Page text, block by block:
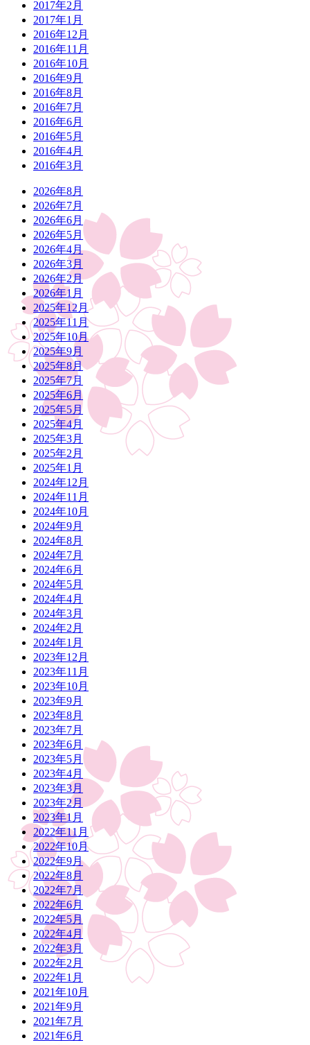
2017年2月
2017年1月
2016年12月
2016年11月
2016年10月
2016年9月
2016年8月
2016年7月
2016年6月
2016年5月
2016年4月
2016年3月
2026年8月
2026年7月
2026年6月
2026年5月
2026年4月
2026年3月
2026年2月
2026年1月
2025年12月
2025年11月
2025年10月
2025年9月
2025年8月
2025年7月
2025年6月
2025年5月
2025年4月
2025年3月
2025年2月
2025年1月
2024年12月
2024年11月
2024年10月
2024年9月
2024年8月
2024年7月
2024年6月
2024年5月
2024年4月
2024年3月
2024年2月
2024年1月
2023年12月
2023年11月
2023年10月
2023年9月
2023年8月
2023年7月
2023年6月
2023年5月
2023年4月
2023年3月
2023年2月
2023年1月
2022年11月
2022年10月
2022年9月
2022年8月
2022年7月
2022年6月
2022年5月
2022年4月
2022年3月
2022年2月
2022年1月
2021年10月
2021年9月
2021年7月
2021年6月